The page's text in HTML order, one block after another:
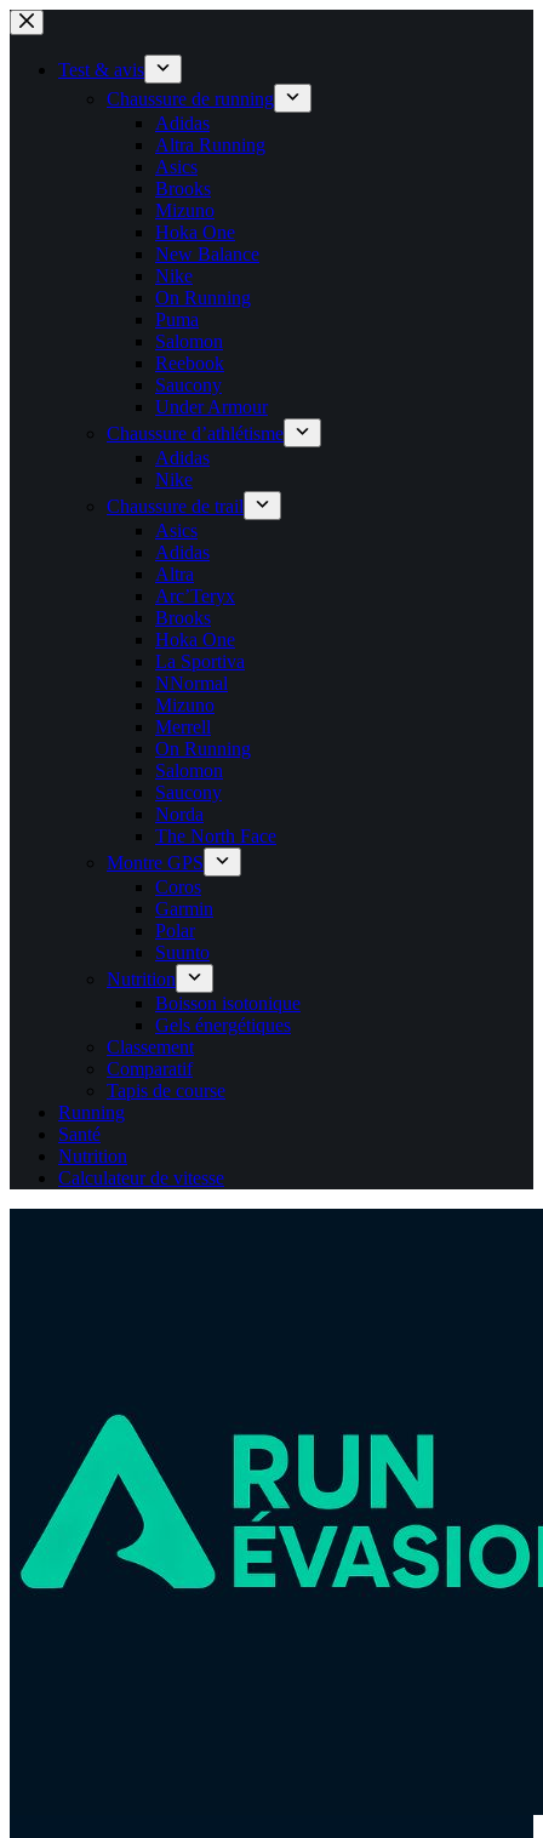
Passer
au
contenuTest & avis
Chaussure de running
Adidas
Altra Running
Asics
Brooks
Mizuno
Hoka One
New Balance
Nike
On Running
Puma
Salomon
Reebook
Saucony
Under Armour
Chaussure d’athlétisme
Adidas
Nike
Chaussure de trail
Asics
Adidas
Altra
Arc’Teryx
Brooks
Hoka One
La Sportiva
NNormal
Mizuno
Merrell
On Running
Salomon
Saucony
Norda
The North Face
Montre GPS
Coros
Garmin
Polar
Suunto
Nutrition
Boisson isotonique
Gels énergétiques
Classement
Comparatif
Tapis de course
Running
Santé
Nutrition
Calculateur de vitesse